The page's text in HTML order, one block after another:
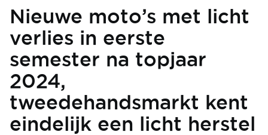
Nieuwe moto’s met licht
verlies in eerste
semester na topjaar
2024,
tweedehandsmarkt kent
eindelijk een licht herstel